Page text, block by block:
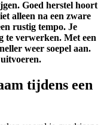
Goed herstel hoort
alleen na een zware
rustig tempo. Je
te verwerken. Met een
weer soepel aan.
tijdens een